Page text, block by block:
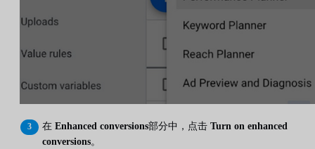
在 Enhanced conversions部分中，点击 Turn on enhanced
conversions。